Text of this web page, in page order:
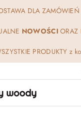
głównej
konto
głównego
produktu
DLA
NOWOŚCIORAZ
PRODUKTY z